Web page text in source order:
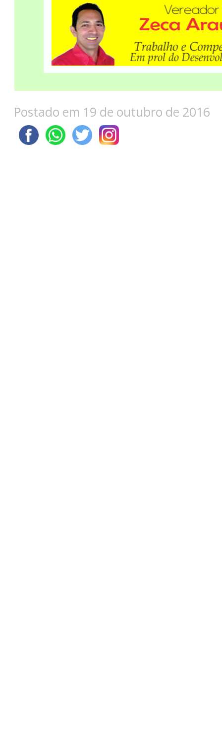
Postado em 19 de outubro de 2016